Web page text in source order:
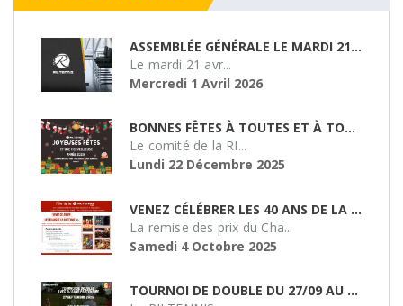
ASSEMBLÉE GÉNÉRALE LE MARDI 21/04/26
Le mardi 21 avr...
Mercredi 1 Avril 2026
BONNES FÊTES À TOUTES ET À TOUS !
Le comité de la RI...
Lundi 22 Décembre 2025
VENEZ CÉLÉBRER LES 40 ANS DE LA RILTENNIS !
La remise des prix du Cha...
Samedi 4 Octobre 2025
TOURNOI DE DOUBLE DU 27/09 AU SMASH 51